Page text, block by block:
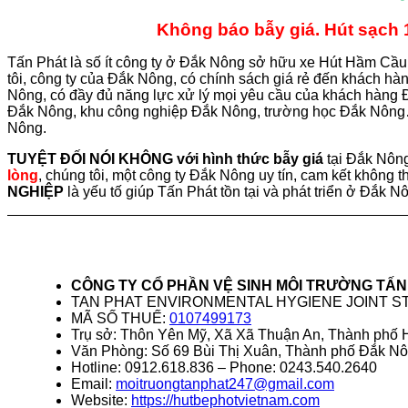
Không báo bẫy giá. Hút sạch
Tấn Phát là số ít công ty ở Đắk Nông sở hữu xe Hút Hầm
tôi, công ty của Đắk Nông, có chính sách giá rẻ đến khách
Nông, có đầy đủ năng lực xử lý mọi yêu cầu của khách
Đắk Nông, khu công nghiệp Đắk Nông, trường học Đắk
Nông.
TUYỆT ĐỐI NÓI KHÔNG với hình thức bẫy giá tại Đắk
lòng, chúng tôi, một công ty Đắk Nông uy tín, cam kết không
NGHIỆP là yếu tố giúp Tấn Phát tồn tại và phát triển ở Đắk
CÔNG TY CỔ PHẦN VỆ SINH MÔI TRƯỜNG
TAN PHAT ENVIRONMENTAL HYGIENE JOINT
MÃ SỐ THUẾ: 0107499173
Trụ sở: Thôn Yên Mỹ, Xã Xã Thuận An, Thành phố
Văn Phòng: Số 69 Bùi Thị Xuân, Thành phố Đắk
Hotline: 0912.618.836 – Phone: 0243.540.2640
Email: moitruongtanphat247@gmail.com
Website: https://hutbephotvietnam.com